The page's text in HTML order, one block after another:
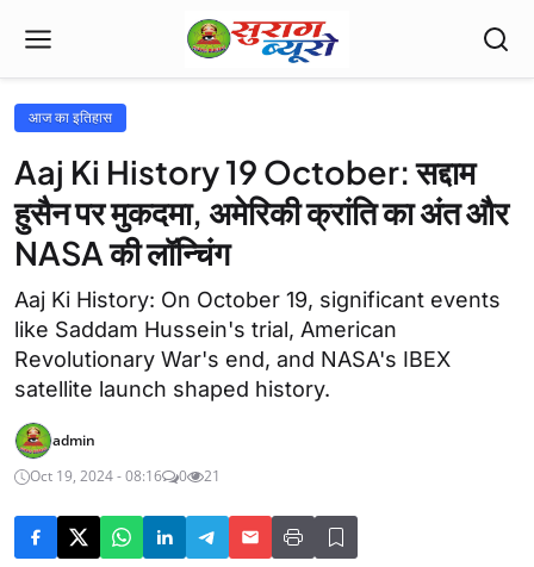
आज का इतिहास
Aaj Ki History 19 October: सद्दाम
हुसैन पर मुकदमा, अमेरिकी क्रांति का अंत और
NASA की लॉन्चिंग
Aaj Ki History: On October 19, significant events
like Saddam Hussein's trial, American
Revolutionary War's end, and NASA's IBEX
satellite launch shaped history.
admin
Oct 19, 2024 - 08:16
0 21